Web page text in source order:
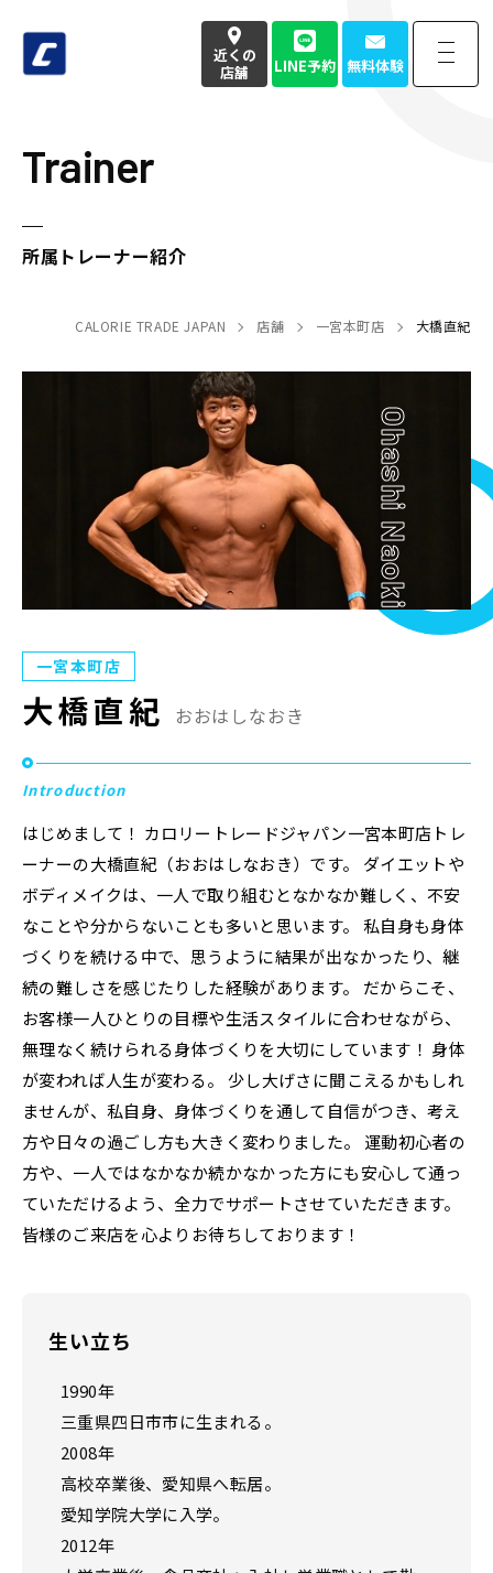
店舗
050-3177-4904
受付時間 9:00〜18:00定休日 土日祝
強み・特徴
プラン・料金表
Case お客様事例
Blog/News ブログ・お知らせ
Store 店舗
Contact 体験レッスン申し込み
Company 運営会社情報
Franchise フランチャイズ加盟店募集
Privacy プライバシーポリシー
Our Sns
近くの
店舗
LINE予約 無料体験
Trainer
所属トレーナー紹介
CALORIE TRADE JAPAN 店舗 一宮本町店 大橋直紀
Ohashi Naoki
一宮本町店
大橋直紀 おおはしなおき
Introduction
はじめまして！ カロリートレードジャパン一宮本町店トレ
ーナーの大橋直紀（おおはしなおき）です。 ダイエットや
ボディメイクは、一人で取り組むとなかなか難しく、不安
なことや分からないことも多いと思います。 私自身も身体
づくりを続ける中で、思うように結果が出なかったり、継
続の難しさを感じたりした経験があります。 だからこそ、
お客様一人ひとりの目標や生活スタイルに合わせながら、
無理なく続けられる身体づくりを大切にしています！ 身体
が変われば人生が変わる。 少し大げさに聞こえるかもしれ
ませんが、私自身、身体づくりを通して自信がつき、考え
方や日々の過ごし方も大きく変わりました。 運動初心者の
方や、一人ではなかなか続かなかった方にも安心して通っ
ていただけるよう、全力でサポートさせていただきます。
皆様のご来店を心よりお待ちしております！
生い立ち
1990年
三重県四日市市に生まれる。
2008年
高校卒業後、愛知県へ転居。
愛知学院大学に入学。
2012年